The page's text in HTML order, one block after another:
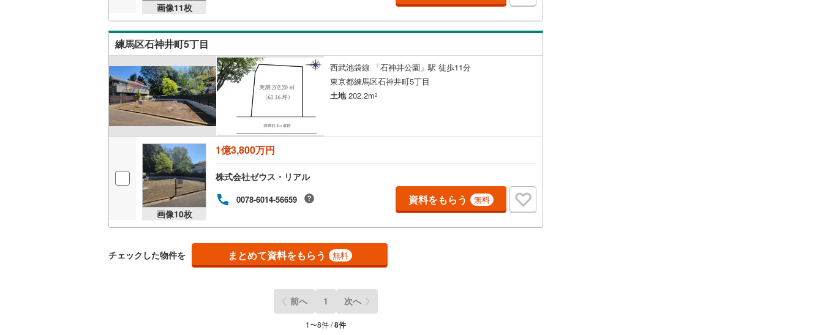
画像11枚
練馬区石神井町5丁目
西武池袋線 「石神井公園」駅 徒歩11分
東京都練馬区石神井町5丁目
土地202.2m2
画像10枚
1億3,800万円
株式会社ゼウス・リアル
0078-6014-56659 資料をもらう 無料
チェックした物件を まとめて資料をもらう 無料
前へ 1 次へ
1〜8件 /8件